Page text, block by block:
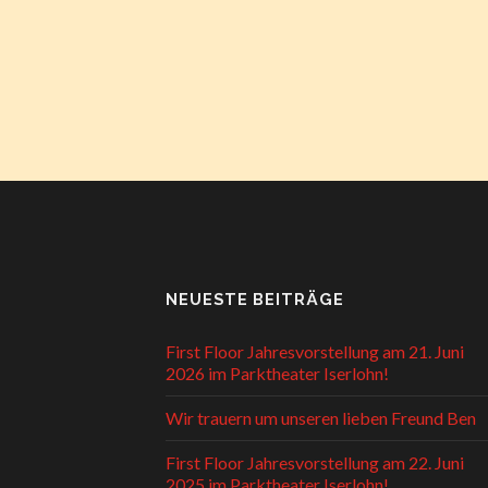
NEUESTE BEITRÄGE
First Floor Jahresvorstellung am 21. Juni
2026 im Parktheater Iserlohn!
Wir trauern um unseren lieben Freund Ben
First Floor Jahresvorstellung am 22. Juni